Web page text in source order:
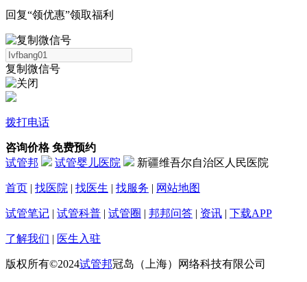
回复“领优惠”领取福利
复制微信号
拨打电话
咨询价格 免费预约
试管邦
试管婴儿医院 新疆维吾尔自治区人民医院
首页 | 找医院 | 找医生 | 找服务 | 网站地图
试管笔记 | 试管科普 | 试管圈 | 邦邦问答 | 资讯 | 下载APP
了解我们 | 医生入驻
版权所有©2024试管邦冠岛（上海）网络科技有限公司